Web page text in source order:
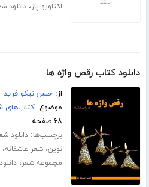
اکتاویو پاز،دانلود
دانلود کتاب رقص واژه ها
از:حسن نیکو فرید
موضوع:کتاب‌های
۶۸ صفحه
برچسب‌ها:دانلود
نوین،شعر عاشقانه،
مجموعه شعر،